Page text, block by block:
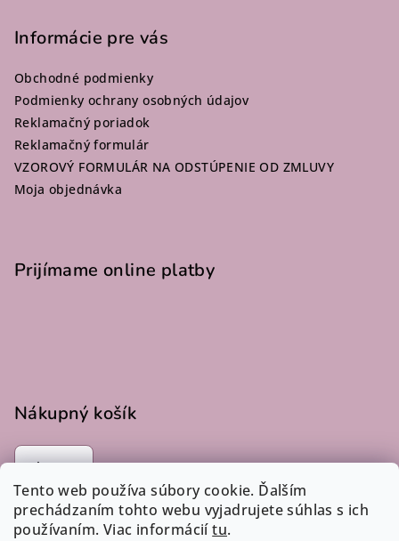
Tento web používa súbory cookie. Ďalším
prechádzaním tohto webu vyjadrujete súhlas s ich
používaním. Viac informáciítu.
Informácie pre vás
Obchodné podmienky
Podmienky ochrany osobných údajov
Reklamačný poriadok
Reklamačný formulár
VZOROVÝ FORMULÁR NA ODSTÚPENIE OD ZMLUVY
Moja objednávka
Prijímame online platby
Nákupný košík
0ks /€0